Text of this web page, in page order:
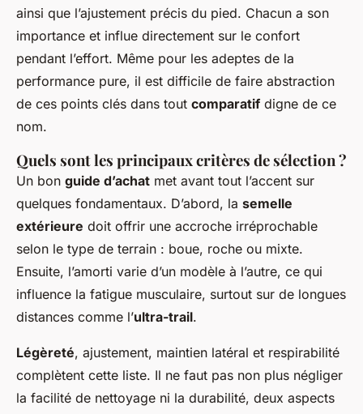
ainsi que l’ajustement précis du pied. Chacun a son
importance et influe directement sur le confort
pendant l’effort. Même pour les adeptes de la
performance pure, il est difficile de faire abstraction
de ces points clés dans tout comparatifdigne de ce
nom.
Quels sont les principaux critères de sélection ?
Un bon guide d’achat met avant tout l’accent sur
quelques fondamentaux. D’abord, la semelle
extérieure doit offrir une accroche irréprochable
selon le type de terrain : boue, roche ou mixte.
Ensuite, l’amorti varie d’un modèle à l’autre, ce qui
influence la fatigue musculaire, surtout sur de longues
distances comme l’ultra-trail.
Légèreté, ajustement, maintien latéral et respirabilité
complètent cette liste. Il ne faut pas non plus négliger
la facilité de nettoyage ni la durabilité, deux aspects